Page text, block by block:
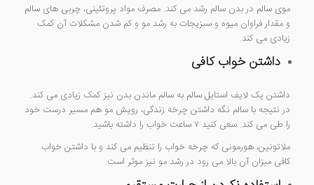
موی سالم در بدن سالم رشد می کند. مصرف مواد پروتئینی، چربی های سالم
و مقدار فراوان میوه و سبزیجات به رشد مو و کم شدن مشکلات آن کمک
زیادی می کند.
داشتن خواب کافی
داشتن یک لایف استایل سالم به سالم ماندن بدن نیز کمک زیادی می کند.
در نتیجه با سالم نگه داشتن چرخه زندگی، رویش مو هم مسیر درست خود
را طی می کند. سعی کنید ۷ ساعت خواب را داشته باشید.
ملاتونین، هورمونی که چرخه خواب را تنظیم می کند و با داشتن خواب
کافی میزان آن بالا می رود در رشد مو نیز موثر است.